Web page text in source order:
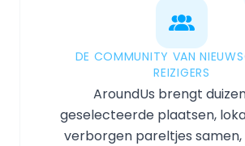
DE COMMUNITY VAN
REIZIGERS
AroundUs brengt
geselecteerde plaatsen,
verborgen pareltjes samen,